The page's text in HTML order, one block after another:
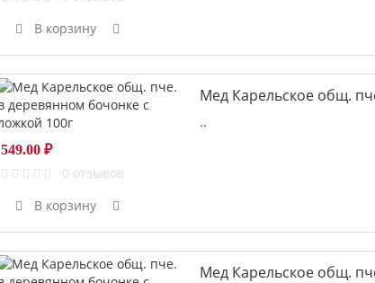
В корзину
Мед Карельское общ.
..
549.00 ₽
0 отзывов
В корзину
Мед Карельское общ.